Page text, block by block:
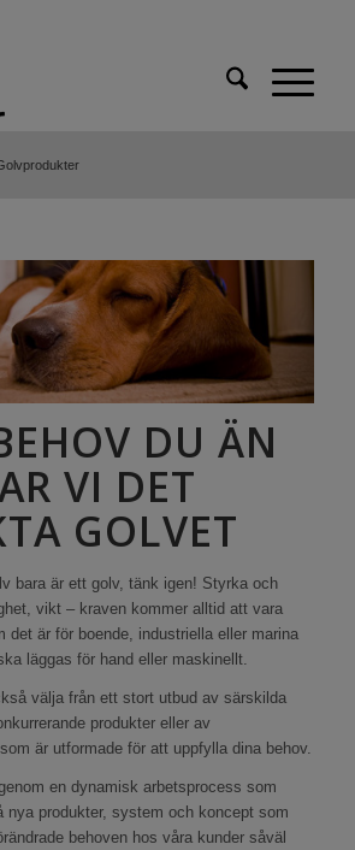
DU ÄN
VI DET
GOLVET
bara är ett golv, tänk igen! Styrka och
vikt – kraven kommer alltid att vara
det är för boende, industriella eller marina
läggas för hand eller maskinellt.
välja från ett stort utbud av särskilda
produkter eller av
är utformade för att uppfylla dina behov.
en dynamisk arbetsprocess som
nya produkter, system och koncept som
behoven hos våra kunder såväl